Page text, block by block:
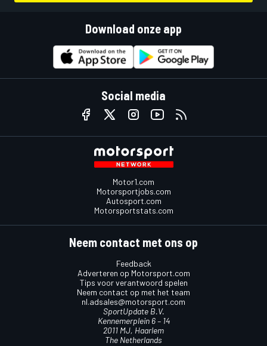
Download onze app
Social media
Motor1.com
Motorsportjobs.com
Autosport.com
Motorsportstats.com
Neem contact met ons op
Feedback
Adverteren op Motorsport.com
Tips voor verantwoord spelen
Neem contact op met het team
nl.adsales@motorsport.com
SportUpdate B.V.
Kennemerplein 6 – 14
2011 MJ, Haarlem
The Netherlands